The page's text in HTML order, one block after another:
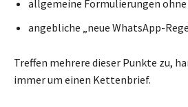
allgemeine Formulierungen
angebliche „neue WhatsApp-
Treffen mehrere dieser Punkte zu,
immer um einen Kettenbrief.